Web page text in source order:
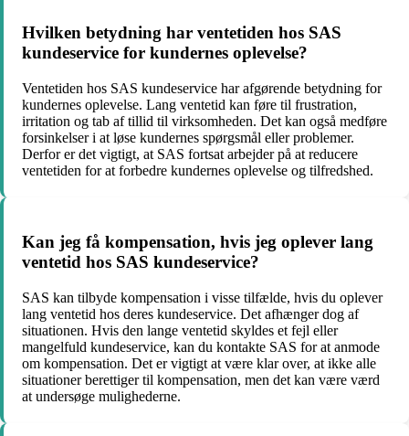
Hvilken betydning har ventetiden hos SAS
kundeservice for kundernes oplevelse?
Ventetiden hos SAS kundeservice har afgørende betydning for
kundernes oplevelse. Lang ventetid kan føre til frustration,
irritation og tab af tillid til virksomheden. Det kan også medføre
forsinkelser i at løse kundernes spørgsmål eller problemer.
Derfor er det vigtigt, at SAS fortsat arbejder på at reducere
ventetiden for at forbedre kundernes oplevelse og tilfredshed.
Kan jeg få kompensation, hvis jeg oplever lang
ventetid hos SAS kundeservice?
SAS kan tilbyde kompensation i visse tilfælde, hvis du oplever
lang ventetid hos deres kundeservice. Det afhænger dog af
situationen. Hvis den lange ventetid skyldes et fejl eller
mangelfuld kundeservice, kan du kontakte SAS for at anmode
om kompensation. Det er vigtigt at være klar over, at ikke alle
situationer berettiger til kompensation, men det kan være værd
at undersøge mulighederne.